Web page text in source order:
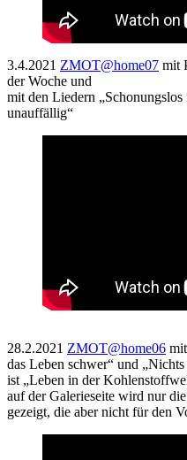
3.4.2021 ZMOT@home07 mit
der Woche und
mit den Liedern
unauffällig“
28.2.2021 ZMOT@home06
das Leben schwer“ und
ist „Leben in der
auf der Galerieseite wird nur
gezeigt, die aber nicht für den